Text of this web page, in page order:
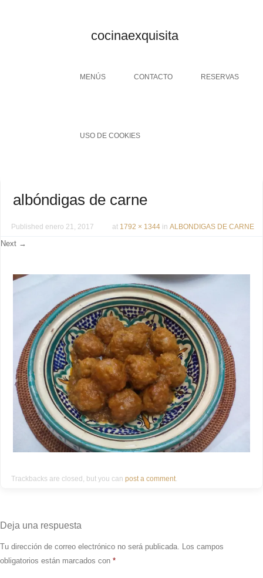
cocinaexquisita
Menu
SKIP TO CONTENT
MENÚS CONTACTO RESERVAS
USO DE COOKIES
albóndigas de carne
Published enero 21, 2017 at 1792 × 1344 in ALBONDIGAS DE CARNE
Next →
Trackbacks are closed, but you can post a comment.
Deja una respuesta
Tu dirección de correo electrónico no será publicada. Los campos
obligatorios están marcados con *